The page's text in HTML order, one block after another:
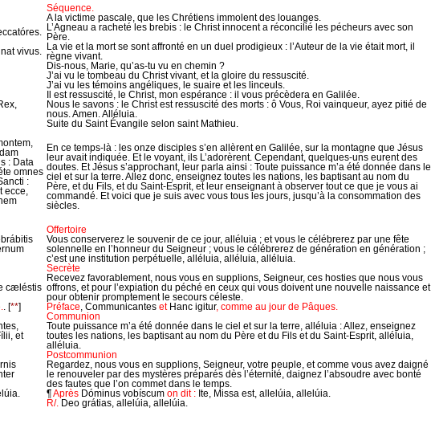
Séquence.
A la victime pascale, que les Chrétiens immolent des louanges.
L’Agneau a racheté les brebis : le Christ innocent a réconcilié les pécheurs avec son
Père.
vivus. La vie et la mort se sont affronté en un duel prodigieux : l’Auteur de la vie était mort, il
règne vivant.
Dis-nous, Marie, qu’as-tu vu en chemin ?
J’ai vu le tombeau du Christ vivant, et la gloire du ressuscité.
J’ai vu les témoins angéliques, le suaire et les linceuls.
Il est ressuscité, le Christ, mon espérance : il vous précèdera en Galilée.
Nous le savons : le Christ est ressuscité des morts : ô Vous, Roi vainqueur, ayez pitié de
nous. Amen. Alléluia.
Suite du Saint Évangile selon saint Mathieu.
: Data
omnes
:
ecce,
En ce temps-là : les onze disciples s’en allèrent en Galilée, sur la montagne que Jésus
leur avait indiquée. Et le voyant, ils L’adorèrent. Cependant, quelques-uns eurent des
doutes. Et Jésus s’approchant, leur parla ainsi : Toute puissance m’a été donnée dans le
ciel et sur la terre. Allez donc, enseignez toutes les nations, les baptisant au nom du
Père, et du Fils, et du Saint-Esprit, et leur enseignant à observer tout ce que je vous ai
commandé. Et voici que je suis avec vous tous les jours, jusqu’à la consommation des
siècles.
Offertoire
Vous conserverez le souvenir de ce jour, alléluia ; et vous le célébrerez par une fête
solennelle en l’honneur du Seigneur ; vous le célébrerez de génération en génération ;
c’est une institution perpétuelle, alléluia, alléluia, alléluia.
Secrète
cæléstis
Recevez favorablement, nous vous en supplions, Seigneur, ces hosties que nous vous
offrons, et pour l’expiation du péché en ceux qui vous doivent une nouvelle naissance et
pour obtenir promptement le secours céleste.
. [**] Préface, Communicantes etHanc igitur, comme au jour de Pâques.
Communion
et
Toute puissance m’a été donnée dans le ciel et sur la terre, alléluia : Allez, enseignez
toutes les nations, les baptisant au nom du Père et du Fils et du Saint-Esprit, alléluia,
alléluia.
Postcommunion
Regardez, nous vous en supplions, Seigneur, votre peuple, et comme vous avez daigné
le renouveler par des mystères préparés dès l’éternité, daignez l’absoudre avec bonté
des fautes que l’on commet dans le temps.
¶Après Dóminus vobíscum on dit : Ite, Missa est, allelúia, allelúia.
R/. Deo grátias, allelúia, allelúia.